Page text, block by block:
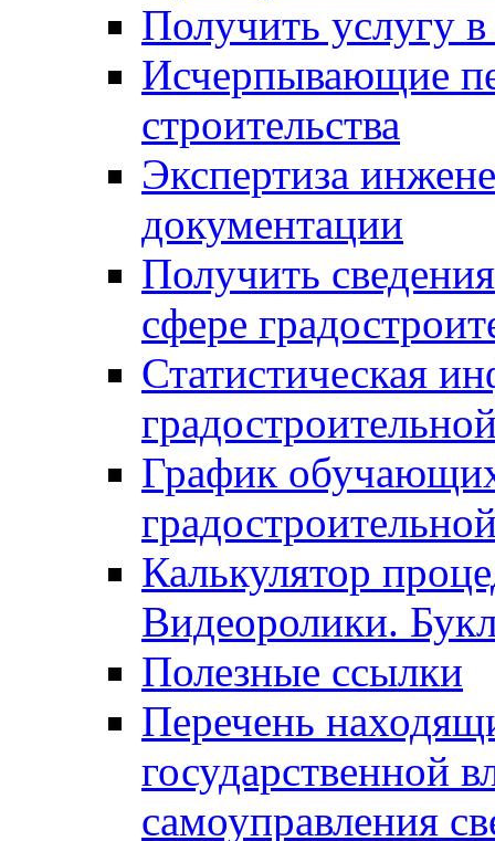
Получить услугу в
Исчерпывающие
строительства
Экспертиза
документации
Получить
сфере
Статистическая
График
Калькулятор
Видеоролики.
Полезные ссылки
Перечень
государственной
самоуправления